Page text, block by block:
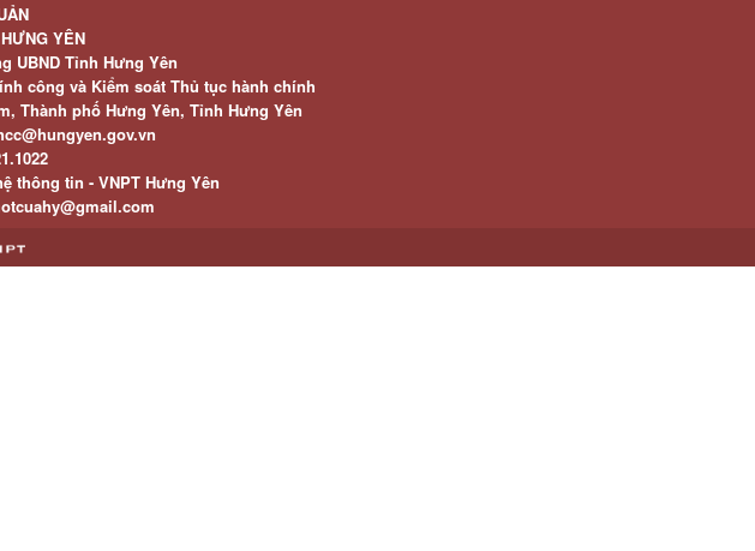
YÊN
UBND Tỉnh Hưng Yên
công và Kiểm soát Thủ tục hành chính
Thành phố Hưng Yên, Tỉnh Hưng Yên
thông tin - VNPT Hưng Yên